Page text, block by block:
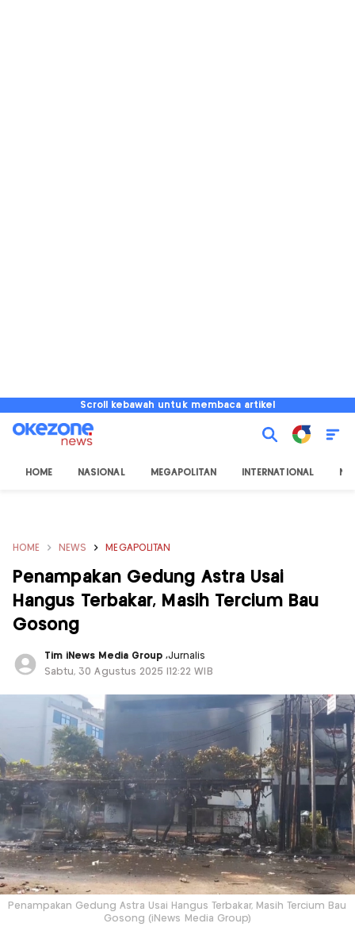
Scroll kebawah untuk membaca artikel
HOME NASIONAL MEGAPOLITAN INTERNATIONAL
HOME NEWS MEGAPOLITAN
Penampakan Gedung Astra Usai
Hangus Terbakar, Masih Tercium Bau
Gosong
Tim iNews Media Group,Jurnalis
Sabtu, 30 Agustus 2025 |12:22 WIB
Penampakan Gedung Astra Usai Hangus Terbakar, Masih Tercium Bau
Gosong (iNews Media Group)